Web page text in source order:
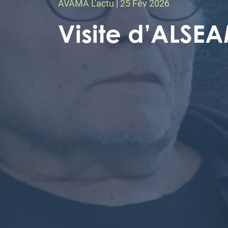
AVAMA L'actu | 25 Fév 2026
Visite